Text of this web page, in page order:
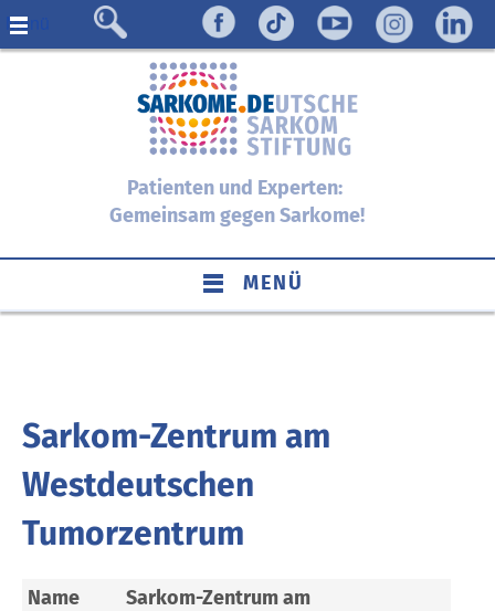
Menü
Patienten und Experten:
Gemeinsam gegen Sarkome!
MENÜ
Sarkom-Zentrum am
Westdeutschen
Tumorzentrum
Name
Sarkom-Zentrum am